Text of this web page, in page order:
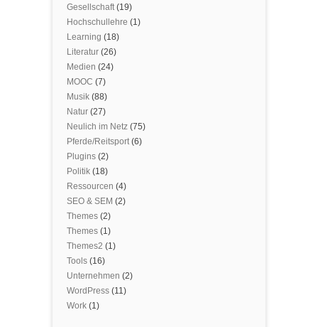
Gesellschaft(19)
Hochschullehre (1)
Learning (18)
Literatur (26)
Medien (24)
MOOC (7)
Musik (88)
Natur (27)
Neulich im Netz (75)
Pferde/Reitsport(6)
Plugins (2)
Politik (18)
Ressourcen (4)
SEO & SEM (2)
Themes (2)
Themes (1)
Themes2 (1)
Tools (16)
Unternehmen (2)
WordPress (11)
Work (1)